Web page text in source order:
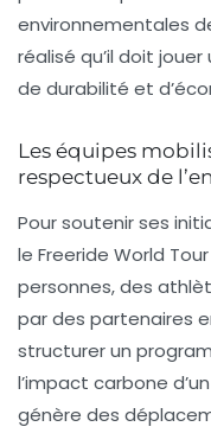
environnementales
réalisé qu’il doit
de durabilité et
Les équipes
respectueux de
Pour soutenir ses
le Freeride World
personnes, des
par des partenaires
structurer un
l’impact carbone
génère des